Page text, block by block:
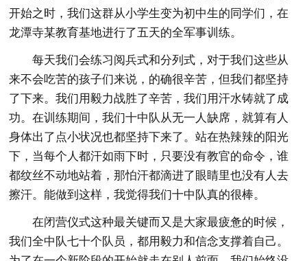
开始之时，我们这群从小学生变为初中生的同学们，在
龙潭寺某教育基地进行了五天的全军事训练。
每天我们会练习阅兵式和分列式，对于我们这些从
来不会吃苦的孩子们来说，的确很辛苦，但我们都坚持
了下来。我们用毅力战胜了辛苦，我们用汗水铸就了成
功。在训练期间，我们十中队从无一人缺席，就算有人
身体出了点小状况也都坚持下来了。站在热辣辣的阳光
下，当每个人都汗如雨下时，只要没有教官的命令，谁
都纹丝不动地站着，那怕汗都滴进了眼睛里也没有人去
擦汗。能做到这样，我觉得我们十中队真的很棒。
在闭营仪式这种最关键而又是大家最疲惫的时候，
我们全中队七十个队员，都用毅力和信念支撑着自己。